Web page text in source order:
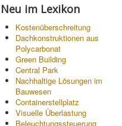
Neu im Lexikon
Kostenüberschreitung
Dachkonstruktionen aus
Polycarbonat
Green Building
Central Park
Nachhaltige Lösungen im
Bauwesen
Containerstellplatz
Visuelle Überlastung
Beleuchtungssteuerung